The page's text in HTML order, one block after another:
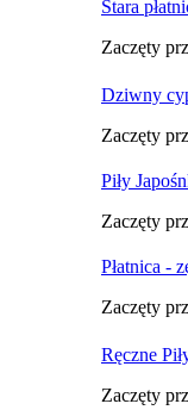
Stara
Zaczęty
Dziwny
Zaczęty
Piły
Zaczęty
Płatnica -
Zaczęty
Ręczne
Zaczęty